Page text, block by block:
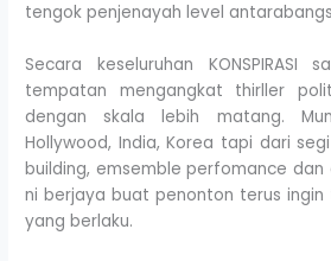
tengok penjenayah level
Secara keseluruhan KONSPIRASI
tempatan mengangkat thirller
dengan skala lebih matang.
Hollywood, India, Korea tapi dari
building, emsemble perfomance dan
ni berjaya buat penonton terus
yang berlaku.